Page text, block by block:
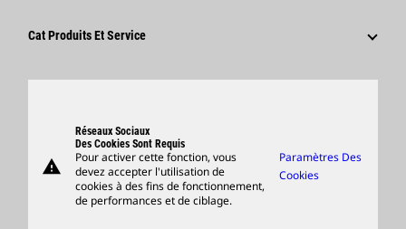
Innovation
Fournisseurs
Cat Produits Et Service
Support
Merchandise
Rechercher Un Concessionnaire
warning
Réseaux Sociaux
Des Cookies Sont Requis
Pour activer cette fonction, vous
devez accepter l'utilisation de
cookies à des fins de fonctionnement,
de performances et de ciblage.
Paramètres Des
Cookies